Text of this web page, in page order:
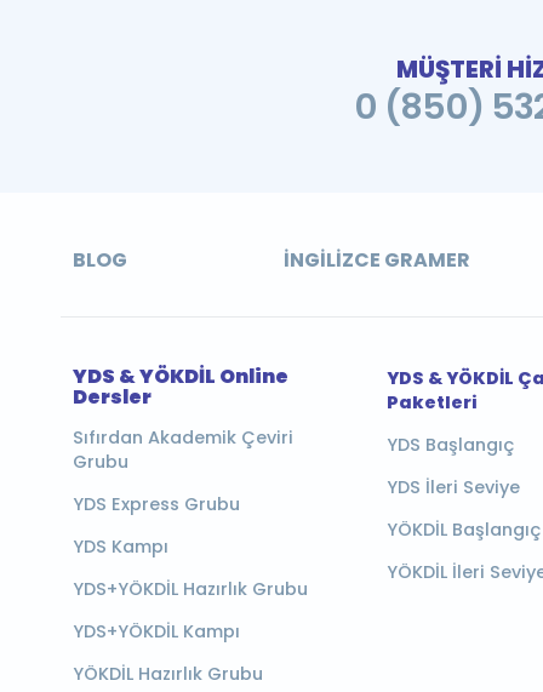
MÜŞTERİ
0 (850)
BLOG İNGILIZCE GRAMER
YDS & YÖKDİL Online
Dersler
Sıfırdan Akademik Çeviri
Grubu
YDS Express Grubu
YDS Kampı
YDS+YÖKDİL Hazırlık Grubu
YDS+YÖKDİL Kampı
YÖKDİL Hazırlık Grubu
YDS & YÖKDİL
Paketleri
YDS Başlangıç
YDS İleri Seviye
YÖKDİL Başlangıç
YÖKDİL İleri